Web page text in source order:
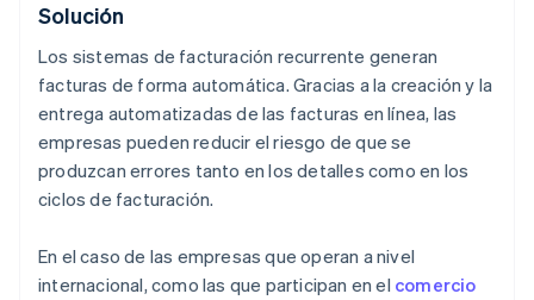
Solución
Los sistemas de facturación recurrente generan
facturas de forma automática. Gracias a la creación y la
entrega automatizadas de las facturas en línea, las
empresas pueden reducir el riesgo de que se
produzcan errores tanto en los detalles como en los
ciclos de facturación.
En el caso de las empresas que operan a nivel
internacional, como las que participan en el comercio